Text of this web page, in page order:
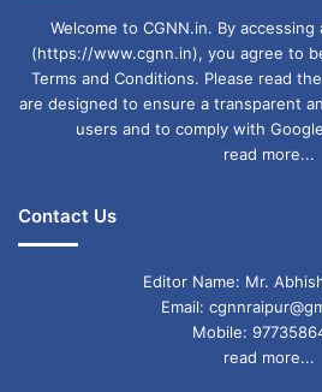
Welcome to CGNN.in. By
(https://www.cgnn.in), you agree to
Terms and Conditions. Please read
are designed to ensure a transparent
users and to comply with
read more...
Contact Us
Editor Name: Mr.
Email:
Mobile:
read more...